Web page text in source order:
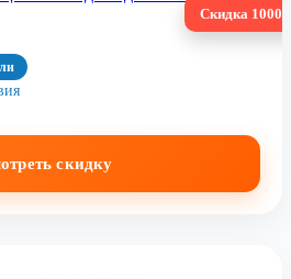
Скидка
скидку